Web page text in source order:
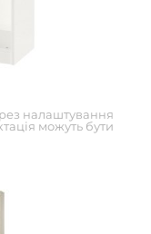
налаштування
можуть бути